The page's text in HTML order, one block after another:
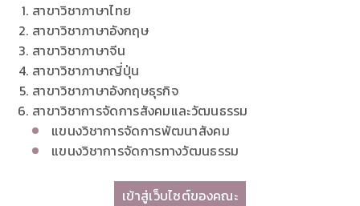
สาขาวิชาภาษาไทย
สาขาวิชาภาษาอังกฤษ
สาขาวิชาภาษาจีน
สาขาวิชาภาษาญี่ปุ่น
สาขาวิชาภาษาอังกฤษธุรกิจ
สาขาวิชาการจัดการสังคมและวัฒนธรรม
แขนงวิชาการจัดการพัฒนาสังคม
แขนงวิชาการจัดการทางวัฒนธรรม
เข้าสู่เว็บไซต์ของคณะ